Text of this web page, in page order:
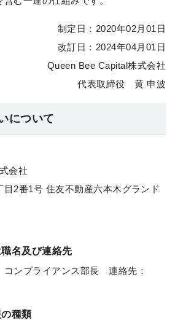
制定日：2020年02月01日
改訂日：2024年04月01日
Queen Bee Capital株式会社
代表取締役 黄 申波
について
会社
2番1号 住友不動産六本木グランド
名及び連絡先
ンプライアンス部長 連絡先：
種類